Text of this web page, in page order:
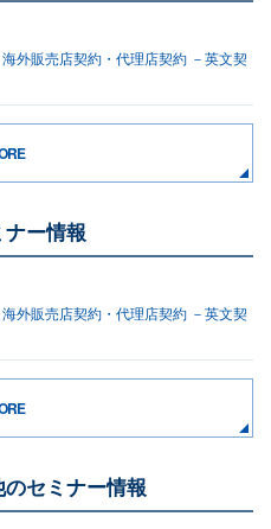
外販売店契約・代理店契約 －英文契
ー情報
外販売店契約・代理店契約 －英文契
セミナー情報